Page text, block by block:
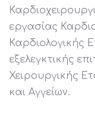
εργασίας
Καρδιολογικής
εξελεγκτικής
Χειρουργικής
και Αγγείων.